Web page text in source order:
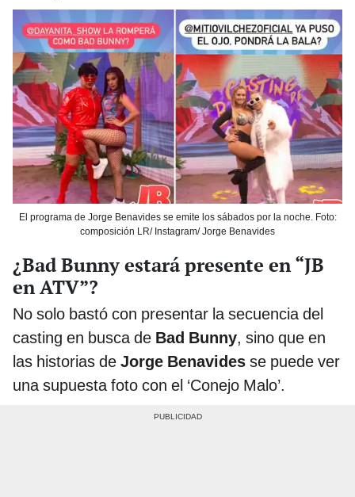
El programa de Jorge Benavides se emite los sábados por la noche. Foto:
composición LR/ Instagram/ Jorge Benavides
¿Bad Bunny estará presente en “JB
en ATV”?
No solo bastó con presentar la secuencia del
casting en busca de Bad Bunny, sino que en
las historias de Jorge Benavides se puede ver
una supuesta foto con el ‘Conejo Malo’.